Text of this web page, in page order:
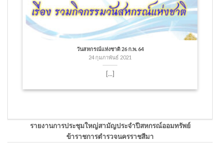
วันสหกรณ์แห่งชาติ 26 ก.พ. 64
24 กุมภาพันธ์ 2021
[...]
รายงานการประชุมใหญ่สามัญประจำปีสหกรณ์ออมทรัพย์
ข้าราชการตำรวจนครราชสีมา